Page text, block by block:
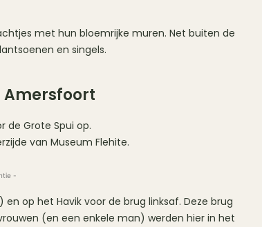
met hun bloemrijke muren. Net buiten de
en singels.
de Grote Spui op.
van Museum Flehite.
-
op het Havik voor de brug linksaf. Deze brug
(en een enkele man) werden hier in het